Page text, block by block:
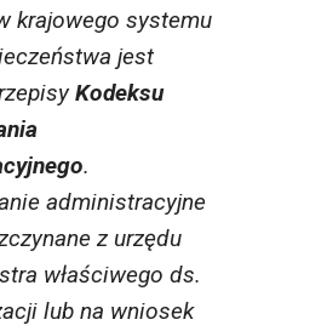
krajowego systemu
jest
Kodeksu
.
administracyjne
z urzędu
właściwego ds.
lub na wniosek